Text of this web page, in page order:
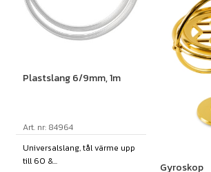
Plastslang 6/9mm, 1m
Art. nr: 84964
Universalslang, tål värme upp
till 60 &...
Gyroskop